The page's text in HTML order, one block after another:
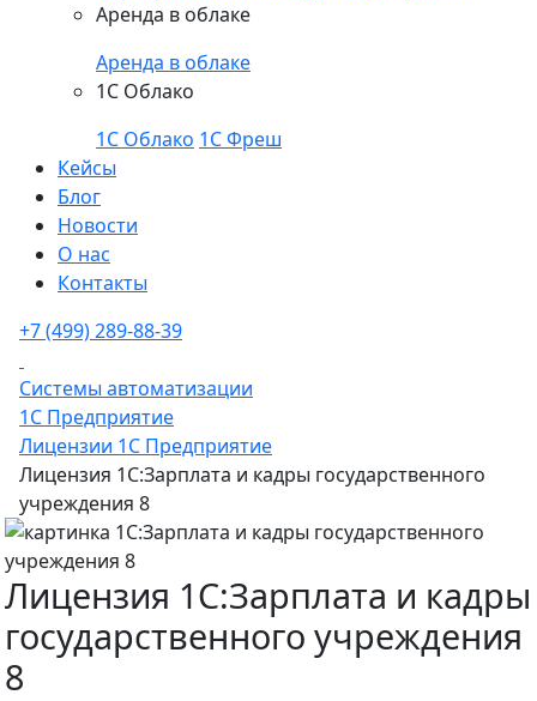
Аренда в облаке
Аренда в облаке
1С Облако
1С Облако 1С Фреш
Кейсы
Блог
Новости
О нас
Контакты
+7 (499) 289-88-39
Системы автоматизации
1С Предприятие
Лицензии 1С Предприятие
Лицензия 1С:Зарплата и кадры государственного
учреждения 8
Лицензия 1С:Зарплата и кадры
государственного учреждения
8